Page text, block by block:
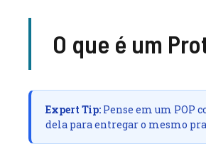
O que é um
Expert Tip: Pense em um POP
dela para entregar o mesmo